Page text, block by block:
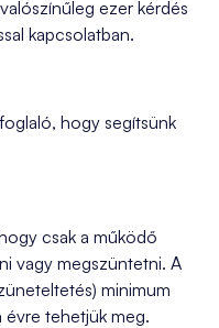
ezer kérdés
kapcsolatban.
hogy segítsünk
csak a működő
vagy megszüntetni. A
minimum
évre tehetjük meg.